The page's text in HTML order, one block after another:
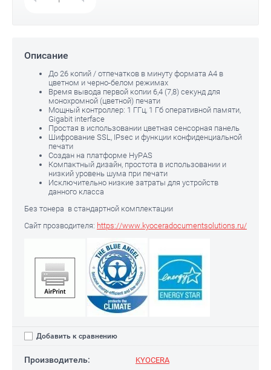
Описание
До 26 копий / отпечатков в минуту формата А4 в
цветном и черно-белом режимах
Время вывода первой копии 6,4 (7,8) секунд для
монохромной (цветной) печати
Мощный контроллер: 1 ГГц, 1 Гб оперативной памяти,
Gigabit interface
Простая в использовании цветная сенсорная панель
Шифрование SSL, IPsec и функции конфиденциальной
печати
Создан на платформе HyPAS
Компактный дизайн, простота в использовании и
низкий уровень шума при печати
Исключительно низкие затраты для устройств
данного класса
Без тонера в стандартной комплектации
Сайт прозводителя: https://www.kyoceradocumentsolutions.ru/
Добавить к сравнению
Производитель: KYOCERA